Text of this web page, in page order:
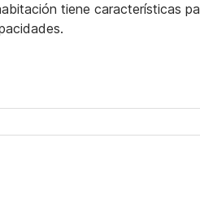
tiene características